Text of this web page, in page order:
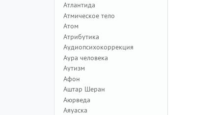
Атлантида
Атмическое тело
Атом
Атрибутика
Аудиопсихокоррекция
Аура человека
Аутизм
Афон
Аштар Шеран
Аюрведа
Аяуаска